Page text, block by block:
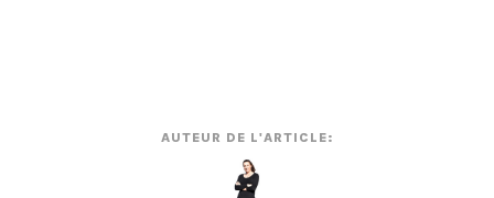
AUTEUR DE L'ARTICLE: